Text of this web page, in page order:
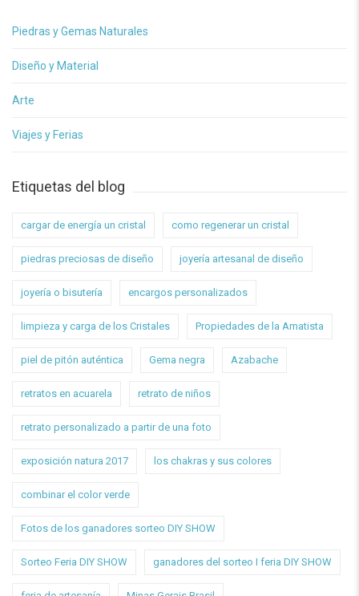
Piedras y Gemas Naturales
Diseño y Material
Arte
Viajes y Ferias
Etiquetas del blog
cargar de energía un cristal como regenerar un cristal
piedras preciosas de diseño joyería artesanal de diseño
joyería o bisutería encargos personalizados
limpieza y carga de los Cristales Propiedades de la Amatista
piel de pitón auténtica Gema negra Azabache
retratos en acuarela retrato de niños
retrato personalizado a partir de una foto
exposición natura 2017 los chakras y sus colores
combinar el color verde
Fotos de los ganadores sorteo DIY SHOW
Sorteo Feria DIY SHOW ganadores del sorteo I feria DIY SHOW